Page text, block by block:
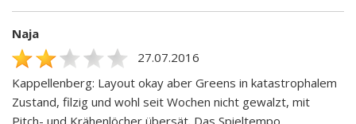
Naja
27.07.2016
Kappellenberg: Layout okay aber Greens in katastrophalem
Zustand, filzig und wohl seit Wochen nicht gewalzt, mit